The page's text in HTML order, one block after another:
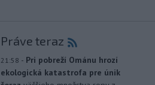
Práve teraz
21:58 - Pri pobreží Ománu hrozí
ekologická katastrofa pre únik